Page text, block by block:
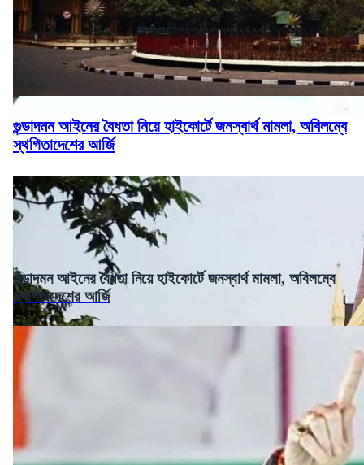
গুন্ডাদমন আইনের বৈধতা নিয়ে হাইকোর্টে জনস্বার্থ মামলা, অবিলম্বে
স্থগিতাদেশের আর্জি
গুন্ডাদমন আইনের বৈধতা নিয়ে হাইকোর্টে জনস্বার্থ মামলা, অবিলম্বে
স্থগিতাদেশের আর্জি